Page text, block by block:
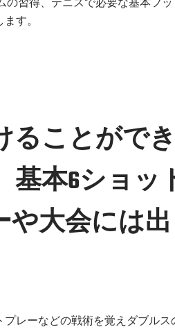
す。
ることができ
本6ショッ
大会には出
レーなどの戦術を覚えダブルス